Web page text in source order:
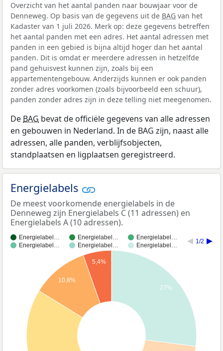
Overzicht van het aantal panden naar bouwjaar voor de
Denneweg. Op basis van de gegevens uit de BAG van het
Kadaster van 1 juli 2026. Merk op: deze gegevens betreffen
het aantal panden met een adres. Het aantal adressen met
panden in een gebied is bijna altijd hoger dan het aantal
panden. Dit is omdat er meerdere adressen in hetzelfde
pand gehuisvest kunnen zijn, zoals bij een
appartementengebouw. Anderzijds kunnen er ook panden
zonder adres voorkomen (zoals bijvoorbeeld een schuur),
panden zonder adres zijn in deze telling niet meegenomen.
De BAG bevat de officiële gegevens van alle adressen
en gebouwen in Nederland. In de BAG zijn, naast alle
adressen, alle panden, verblijfsobjecten,
standplaatsen en ligplaatsen geregistreerd.
Energielabels
De meest voorkomende energielabels in de
Denneweg zijn Energielabels C (11 adressen) en
Energielabels A (10 adressen).
Energielabel… Energielabel…
Energielabel…
Energielabel…
Energielabel… Energielabel…
1/2
27%
5,4%
10,8%